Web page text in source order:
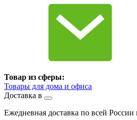
Товар из сферы:
Товары для дома и офиса
Доставка в
Ежедневная доставка по всей России